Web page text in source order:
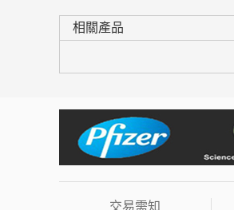
相關產品
交易需知